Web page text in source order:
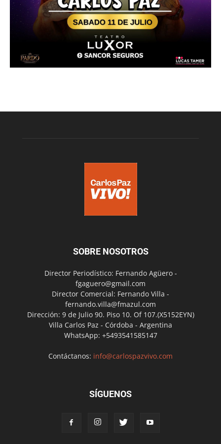
SOBRE NOSOTROS
Director Periodístico: Fernando Agüero -
fgaguero@gmail.com
Director Comercial: Fernando Villa -
fernando.villa@fmazul.com
Dirección: 9 de Julio 90. Piso 10. Of 107.(X5152EYN)
Villa Carlos Paz - Córdoba - Argentina
WhatsApp: +5493541585147
Contáctanos: info@carlospazvivo.com
SÍGUENOS